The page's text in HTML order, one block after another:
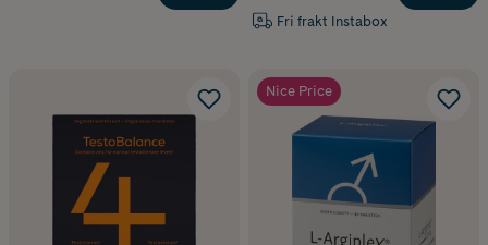
Fri frakt Instabox
Nice Price